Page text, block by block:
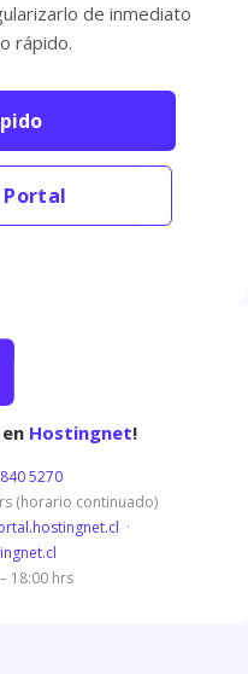
de inmediato
rápido.
Hostingnet!
5270
(horario continuado)
·
18:00 hrs